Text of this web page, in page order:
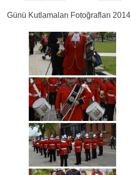
Günü Kutlamaları Fotoğrafları 2014